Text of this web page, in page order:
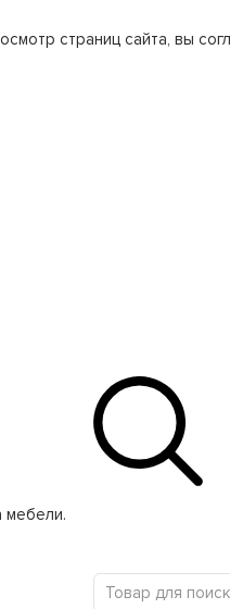
страниц сайта, вы
мебели.